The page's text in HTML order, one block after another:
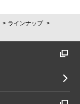
ラインナップ